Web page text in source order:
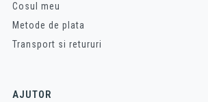
Cosul meu
Metode de plata
Transport si retururi
AJUTOR